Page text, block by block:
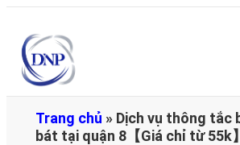
Trang chủ » Dịch vụ thông tắc
bát tại quận 8【Giá chỉ từ 55k】